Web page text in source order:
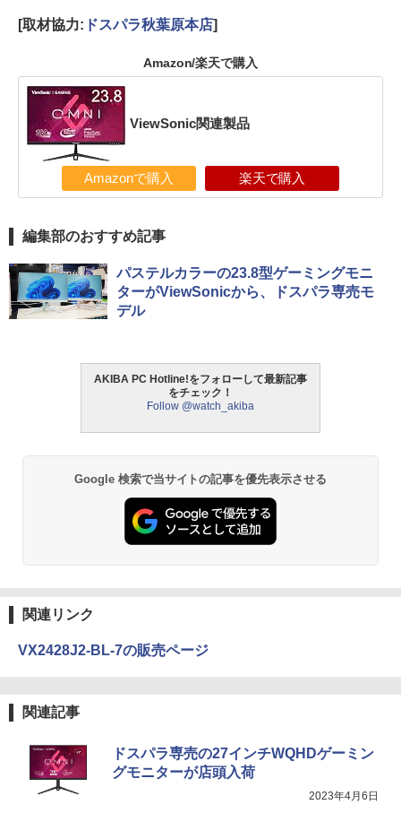
[取材協力: ドスパラ秋葉原本店]
Amazon/楽天で購入
ViewSonic関連製品
Amazonで購入 楽天で購入
編集部のおすすめ記事
パステルカラーの23.8型ゲーミングモニ
ターがViewSonicから、ドスパラ専売モ
デル
AKIBA PC Hotline!をフォローして最新記事
をチェック！
Follow @watch_akiba
Google 検索で当サイトの記事を優先表示させる
関連リンク
VX2428J2-BL-7の販売ページ
関連記事
ドスパラ専売の27インチWQHDゲーミン
グモニターが店頭入荷
2023年4月6日